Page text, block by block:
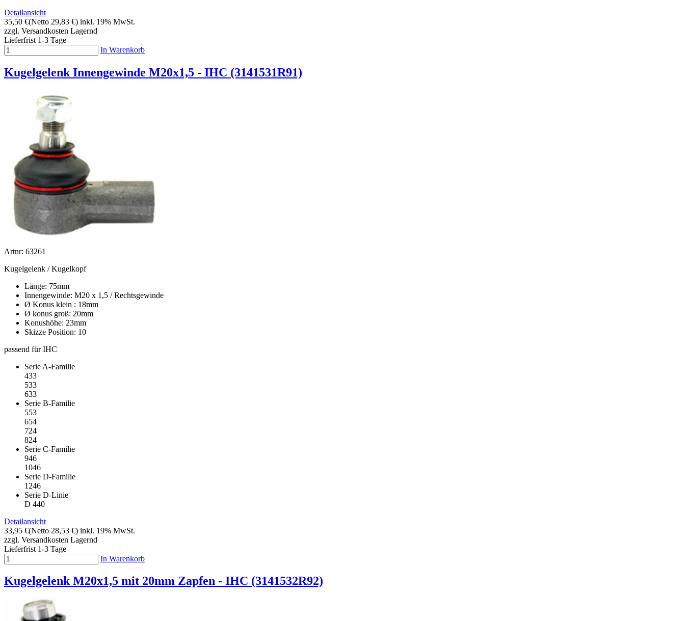
Detailansicht
35,50 €(Netto 29,83 €) inkl. 19% MwSt.
zzgl. Versandkosten Lagernd
Lieferfrist 1-3 Tage
In Warenkorb
Kugelgelenk Innengewinde M20x1,5 - IHC (3141531R91)
Artnr: 63261
Kugelgelenk / Kugelkopf
Länge: 75mm
Innengewinde: M20 x 1,5 / Rechtsgewinde
Ø Konus klein : 18mm
Ø konus groß: 20mm
Konushöhe: 23mm
Skizze Position: 10
passend für IHC
Serie A-Familie
433
533
633
Serie B-Familie
553
654
724
824
Serie C-Familie
946
1046
Serie D-Familie
1246
Serie D-Linie
D 440
Detailansicht
33,95 €(Netto 28,53 €) inkl. 19% MwSt.
zzgl. Versandkosten Lagernd
Lieferfrist 1-3 Tage
In Warenkorb
Kugelgelenk M20x1,5 mit 20mm Zapfen - IHC (3141532R92)